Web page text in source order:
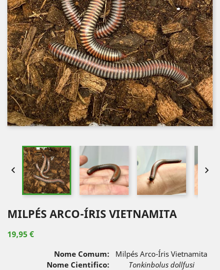
 
MILPÉS ARCO-ÍRIS VIETNAMITA
19,95 €
Nome Comum:
Milpés Arco-Íris Vietnamita
Nome Cientifico:
Tonkinbolus dollfusi